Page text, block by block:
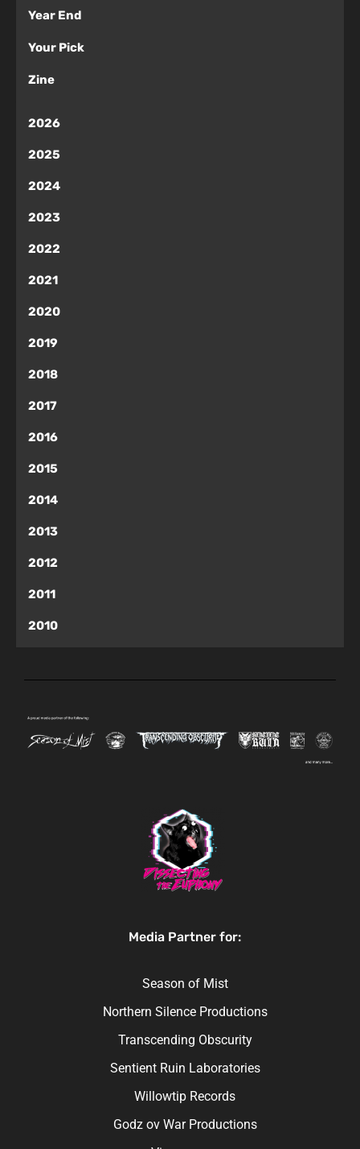
Year End
Your Pick
Zine
2026
2025
2024
2023
2022
2021
2020
2019
2018
2017
2016
2015
2014
2013
2012
2011
2010
Media Partner for:
Season of Mist
Northern Silence Productions
Transcending Obscurity
Sentient Ruin Laboratories
Willowtip Records
Godz ov War Productions